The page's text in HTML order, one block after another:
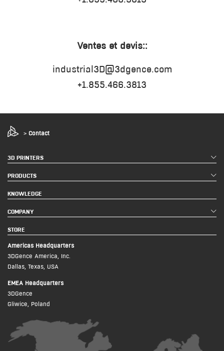
Ventes et devis::
industrial3D@3dgence.com
+1.855.466.3813
> Contact
3D PRINTERS
PRODUCTS
KNOWLEDGE
COMPANY
STORE
Americas Headquarters
3DGence America, Inc.
Dallas, Texas, USA
EMEA Headquarters
3DGence
Gliwice, Poland